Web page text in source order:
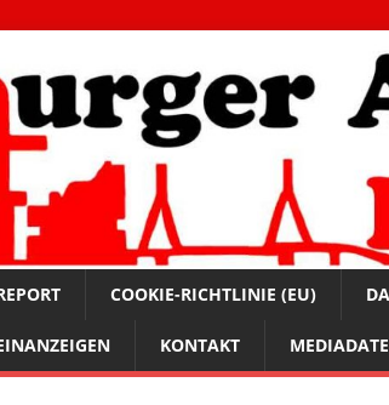
COOKIE-RICHTLINIE (EU)
KONTAKT